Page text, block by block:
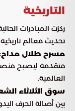
التاريخية
ركزت المبادرات
تحديث معالم تاريخية
مسرح طلال مداح
متقدمة ليصبح
العالمية.
سوق الثلاثاء
بين أصالة الحرف